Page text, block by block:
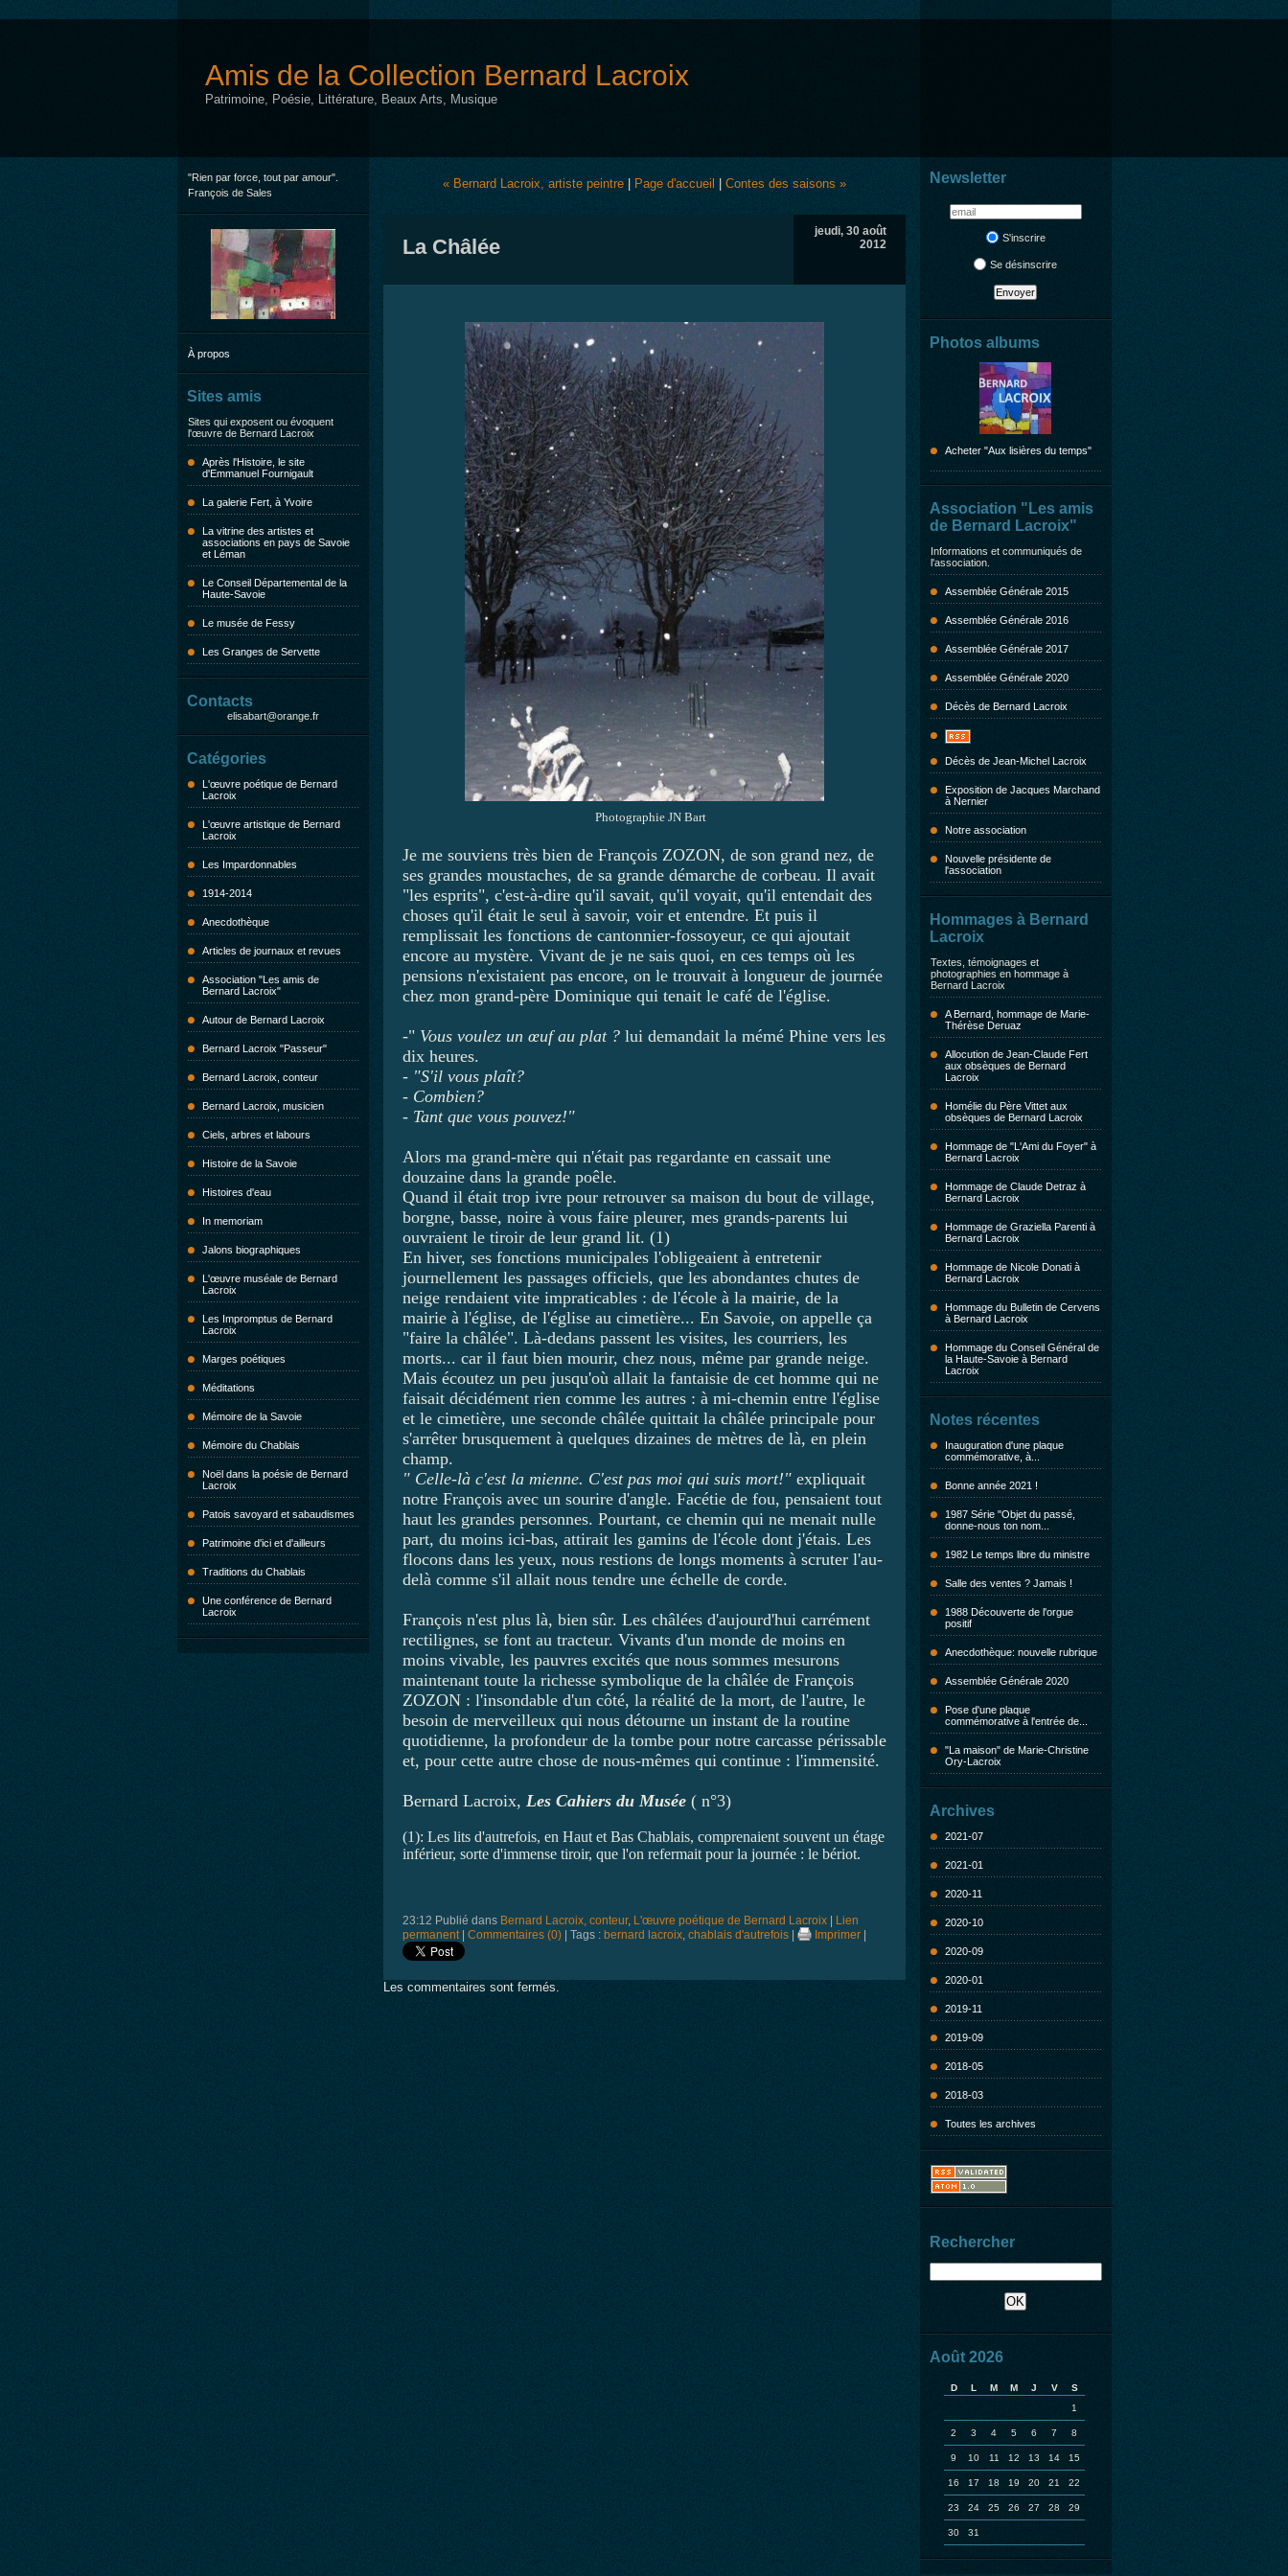
Amis de la Collection Bernard Lacroix
Patrimoine, Poésie, Littérature, Beaux Arts, Musique
"Rien par force, tout par amour".
François de Sales
À propos
Sites amis
Sites qui exposent ou évoquent
l'œuvre de Bernard Lacroix
Après l'Histoire, le site
d'Emmanuel Fournigault
La galerie Fert, à Yvoire
La vitrine des artistes et
associations en pays de Savoie
et Léman
Le Conseil Départemental de la
Haute-Savoie
Le musée de Fessy
Les Granges de Servette
Contacts
elisabart@orange.fr
Catégories
L'œuvre poétique de Bernard
Lacroix
L'œuvre artistique de Bernard
Lacroix
Les Impardonnables
1914-2014
Anecdothèque
Articles de journaux et revues
Association "Les amis de
Bernard Lacroix"
Autour de Bernard Lacroix
Bernard Lacroix "Passeur"
Bernard Lacroix, conteur
Bernard Lacroix, musicien
Ciels, arbres et labours
Histoire de la Savoie
Histoires d'eau
In memoriam
Jalons biographiques
L'œuvre muséale de Bernard
Lacroix
Les Impromptus de Bernard
Lacroix
Marges poétiques
Méditations
Mémoire de la Savoie
Mémoire du Chablais
Noël dans la poésie de Bernard
Lacroix
Patois savoyard et sabaudismes
Patrimoine d'ici et d'ailleurs
Traditions du Chablais
Une conférence de Bernard
Lacroix
Newsletter
S'inscrire
Se désinscrire
Photos albums
Acheter "Aux lisières du temps"
Association "Les amis
de Bernard Lacroix"
Informations et communiqués de
l'association.
Assemblée Générale 2015
Assemblée Générale 2016
Assemblée Générale 2017
Assemblée Générale 2020
Décès de Bernard Lacroix
Décès de Jean-Michel Lacroix
Exposition de Jacques Marchand
à Nernier
Notre association
Nouvelle présidente de
l'association
Hommages à Bernard
Lacroix
Textes, témoignages et
photographies en hommage à
Bernard Lacroix
A Bernard, hommage de Marie-
Thérèse Deruaz
Allocution de Jean-Claude Fert
aux obsèques de Bernard
Lacroix
Homélie du Père Vittet aux
obsèques de Bernard Lacroix
Hommage de "L'Ami du Foyer" à
Bernard Lacroix
Hommage de Claude Detraz à
Bernard Lacroix
Hommage de Graziella Parenti à
Bernard Lacroix
Hommage de Nicole Donati à
Bernard Lacroix
Hommage du Bulletin de Cervens
à Bernard Lacroix
Hommage du Conseil Général de
la Haute-Savoie à Bernard
Lacroix
Notes récentes
Inauguration d'une plaque
commémorative, à...
Bonne année 2021 !
1987 Série "Objet du passé,
donne-nous ton nom...
1982 Le temps libre du ministre
Salle des ventes ? Jamais !
1988 Découverte de l'orgue
positif
Anecdothèque: nouvelle rubrique
Assemblée Générale 2020
Pose d'une plaque
commémorative à l'entrée de...
"La maison" de Marie-Christine
Ory-Lacroix
Archives
2021-07
2021-01
2020-11
2020-10
2020-09
2020-01
2019-11
2019-09
2018-05
2018-03
Toutes les archives
Rechercher
Août 2026
D L M M J V
S
1
2 3 4 5 6 7 8
9 10 11 12 13 14 15
16 17 18 19 20 21 22
23 24 25 26 27 28 29
30 31
« Bernard Lacroix, artiste peintre| Page d'accueil Contes des saisons »
jeudi, 30 août
2012
La Châlée
Photographie JN Bart
Je me souviens très bien de François ZOZON, de son grand nez, de
ses grandes moustaches, de sa grande démarche de corbeau. Il avait
"les esprits", c'est-à-dire qu'il savait, qu'il voyait, qu'il entendait des
choses qu'il était le seul à savoir, voir et entendre. Et puis il
remplissait les fonctions de cantonnier-fossoyeur, ce qui ajoutait
encore au mystère. Vivant de je ne sais quoi, en ces temps où les
pensions n'existaient pas encore, on le trouvait à longueur de journée
chez mon grand-père Dominique qui tenait le café de l'église.
-" Vous voulez un œuf au plat ? lui demandait la mémé Phine vers les
dix heures.
- "S'il vous plaît?
- Combien?
- Tant que vous pouvez!"
Alors ma grand-mère qui n'était pas regardante en cassait une
douzaine dans la grande poêle.
Quand il était trop ivre pour retrouver sa maison du bout de village,
borgne, basse, noire à vous faire pleurer, mes grands-parents lui
ouvraient le tiroir de leur grand lit. (1)
En hiver, ses fonctions municipales l'obligeaient à entretenir
journellement les passages officiels, que les abondantes chutes de
neige rendaient vite impraticables : de l'école à la mairie, de la
mairie à l'église, de l'église au cimetière... En Savoie, on appelle ça
"faire la châlée". Là-dedans passent les visites, les courriers, les
morts... car il faut bien mourir, chez nous, même par grande neige.
Mais écoutez un peu jusqu'où allait la fantaisie de cet homme qui ne
faisait décidément rien comme les autres : à mi-chemin entre l'église
et le cimetière, une seconde châlée quittait la châlée principale pour
s'arrêter brusquement à quelques dizaines de mètres de là, en plein
champ.
" Celle-là c'est la mienne. C'est pas moi qui suis mort!" expliquait
notre François avec un sourire d'angle. Facétie de fou, pensaient tout
haut les grandes personnes. Pourtant, ce chemin qui ne menait nulle
part, du moins ici-bas, attirait les gamins de l'école dont j'étais. Les
flocons dans les yeux, nous restions de longs moments à scruter l'au-
delà comme s'il allait nous tendre une échelle de corde.
François n'est plus là, bien sûr. Les châlées d'aujourd'hui carrément
rectilignes, se font au tracteur. Vivants d'un monde de moins en
moins vivable, les pauvres excités que nous sommes mesurons
maintenant toute la richesse symbolique de la châlée de François
ZOZON : l'insondable d'un côté, la réalité de la mort, de l'autre, le
besoin de merveilleux qui nous détourne un instant de la routine
quotidienne, la profondeur de la tombe pour notre carcasse périssable
et, pour cette autre chose de nous-mêmes qui continue : l'immensité.
Bernard Lacroix, Les Cahiers du Musée( n°3)
(1): Les lits d'autrefois, en Haut et Bas Chablais, comprenaient souvent un étage
inférieur, sorte d'immense tiroir, que l'on refermait pour la journée : le bériot.
23:12 Publié dans Bernard Lacroix, conteur, L'œuvre poétique de Bernard Lacroix|
Lien
permanent| Commentaires (0)| Tags : bernard lacroix, chablais d'autrefois| Imprimer|
Les commentaires sont fermés.